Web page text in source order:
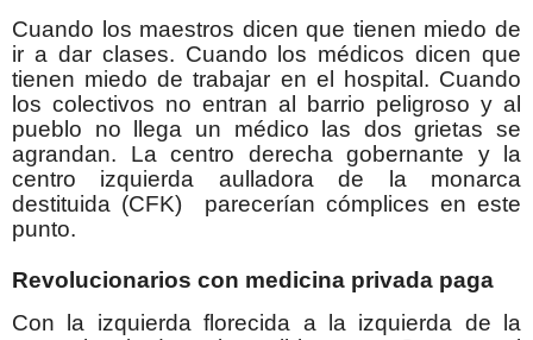
Cuando los maestros dicen que tienen miedo de
ir a dar clases. Cuando los médicos dicen que
tienen miedo de trabajar en el hospital. Cuando
los colectivos no entran al barrio peligroso y al
pueblo no llega un médico las dos grietas se
agrandan. La centro derecha gobernante y la
centro izquierda aulladora de la monarca
destituida (CFK) parecerían cómplices en este
punto.
Revolucionarios con medicina privada paga
Con la izquierda florecida a la izquierda de la